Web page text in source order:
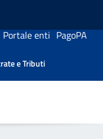
Portale enti PagoPA
e Tributi